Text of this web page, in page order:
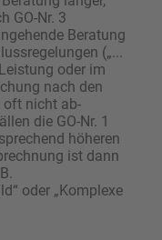
GO-Nr. 3
Beratung
(„...
oder im
nach den
oft nicht ab­
die GO-Nr. 1
höheren
ist dann
oder „Komplexe